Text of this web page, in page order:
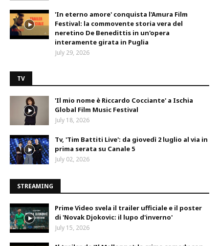
'In eterno amore' conquista l'Amura Film
Festival: la commovente storia vera del
neretino De Benedittis in un'opera
interamente girata in Puglia
July 29, 2026
TV
'Il mio nome è Riccardo Cocciante' a Ischia
Global Film Music Festival
July 18, 2026
Tv, 'Tim Battiti Live': da giovedì 2 luglio al via in
prima serata su Canale 5
July 02, 2026
STREAMING
Prime Video svela il trailer ufficiale e il poster
di 'Novak Djokovic: il lupo d'inverno'
July 15, 2026